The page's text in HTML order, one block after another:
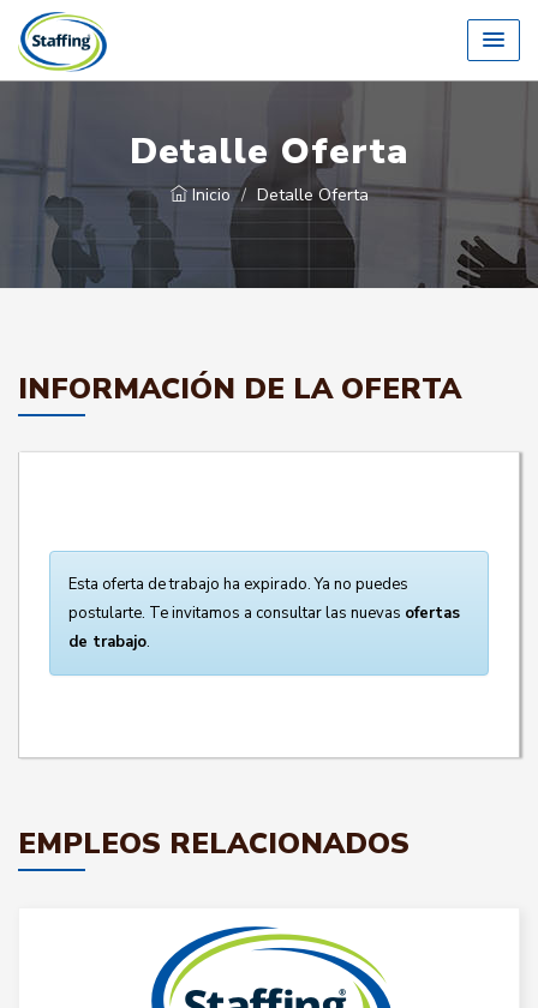
Detalle Oferta
Inicio Detalle Oferta
INFORMACIÓN DE LA OFERTA
Esta oferta de trabajo ha expirado. Ya no puedes
postularte. Te invitamos a consultar las nuevas ofertas
de trabajo.
EMPLEOS RELACIONADOS